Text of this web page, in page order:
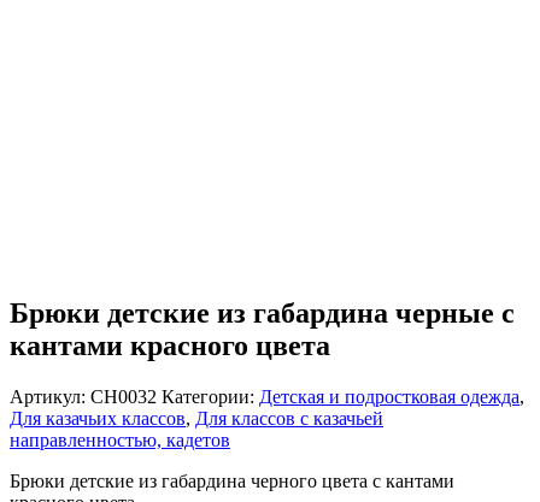
Брюки детские из габардина черные с
кантами красного цвета
Артикул: CH0032 Категории: Детская и подростковая одежда,
Для казачьих классов, Для классов с казачьей
направленностью, кадетов
Брюки детские из габардина черного цвета с кантами